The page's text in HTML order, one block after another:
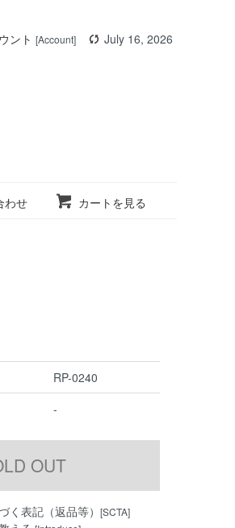
ント [Account] July 16, 2026
わせ カートを見る
RP-0240
-
く表記（返品等）[SCTA]